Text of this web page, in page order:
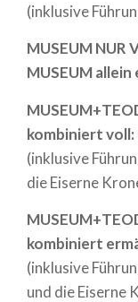
(inklusive
MUSEUM NUR
MUSEUM
kombiniert voll:
(inklusive
die Eiserne
kombiniert
(inklusive
und die Eiserne